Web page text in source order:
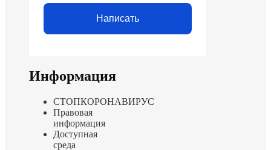
Написать
Информация
СТОПКОРОНАВИРУС
Правовая
информация
Доступная
среда